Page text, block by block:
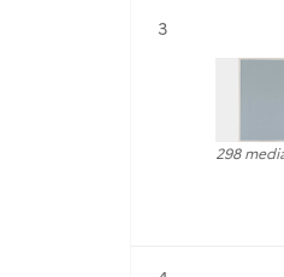
Résultat n°
3
298